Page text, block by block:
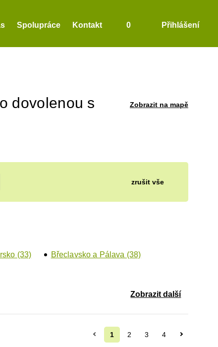
Spolupráce Kontakt 0 Přihlášení
Zobrazit na mapě
dovolenou s
zrušit vše
(33)
Břeclavsko a Pálava (38)
Zobrazit další
1 2 3 4